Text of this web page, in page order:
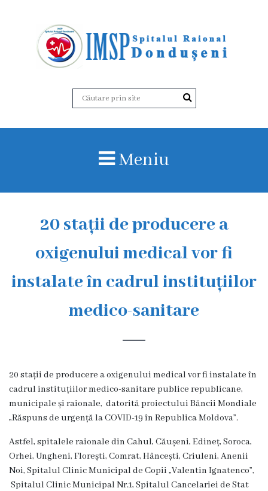
s
a
O
r
g
a
Meniu
20 stații de producere a
oxigenului medical vor fi
instalate în cadrul instituțiilor
medico-sanitare
20 stații de producere a oxigenului medical vor fi instalate în
cadrul instituțiilor medico-sanitare publice republicane,
municipale și raionale, datorită proiectului Băncii Mondiale
„Răspuns de urgență la COVID-19 în Republica Moldova”.
Astfel, spitalele raionale din Cahul, Căușeni, Edineț, Soroca,
Orhei, Ungheni, Florești, Comrat, Hâncești, Criuleni, Anenii
Noi, Spitalul Clinic Municipal de Copii „Valentin Ignatenco”,
Spitalul Clinic Municipal Nr.1, Spitalul Cancelariei de Stat